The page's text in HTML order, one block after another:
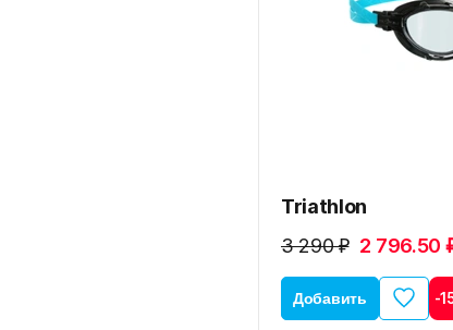
Triathlon
3 290 ₽ 2 796.50
Добавить -